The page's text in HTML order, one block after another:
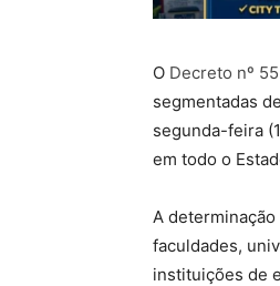
O Decreto nº
segmentadas
segunda-feira
em todo o
A
faculdades,
instituições de